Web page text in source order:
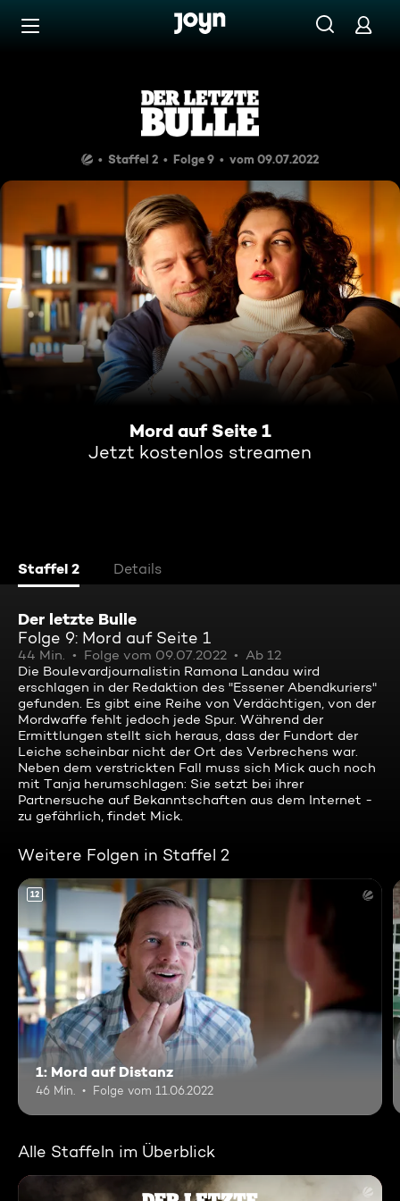
Zum Inhalt springen
Mord auf Seite 1
Staffel 2 Folge 9 vom 09.07.2022
Mord auf Seite 1
Jetzt kostenlos streamen
Staffel 2 Details
Der letzte Bulle
Folge 9: Mord auf Seite 1
44 Min. Folge vom 09.07.2022
Ab 12
Die Boulevardjournalistin Ramona Landau wird
erschlagen in der Redaktion des "Essener Abendkuriers"
gefunden. Es gibt eine Reihe von Verdächtigen, von der
Mordwaffe fehlt jedoch jede Spur. Während der
Ermittlungen stellt sich heraus, dass der Fundort der
Leiche scheinbar nicht der Ort des Verbrechens war.
Neben dem verstrickten Fall muss sich Mick auch noch
mit Tanja herumschlagen: Sie setzt bei ihrer
Partnersuche auf Bekanntschaften aus dem Internet -
zu gefährlich, findet Mick.
Weitere Folgen in Staffel 2
12
1: Mord auf Distanz
46 Min. Folge vom 11.06.2022
Alle Staffeln im Überblick